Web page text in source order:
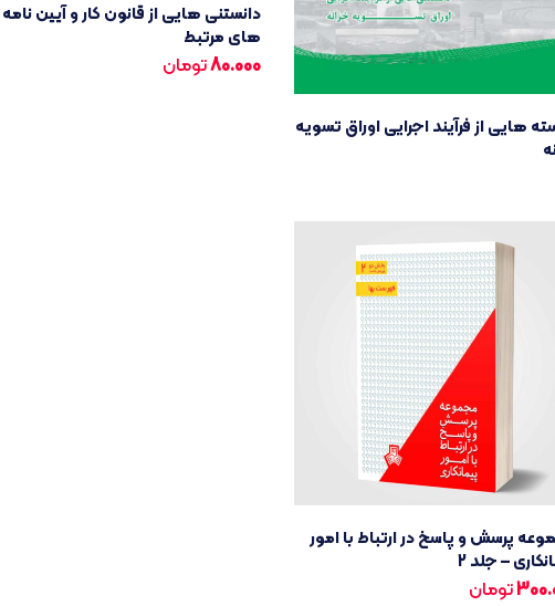
هایی از فرآیند اجرایی اوراق تسویه
دانستنی هایی از قانون کار و آیین نامه
های مرتبط
80.000تومان
پرسش و پاسخ در ارتباط با امور
– جلد 2
تومان